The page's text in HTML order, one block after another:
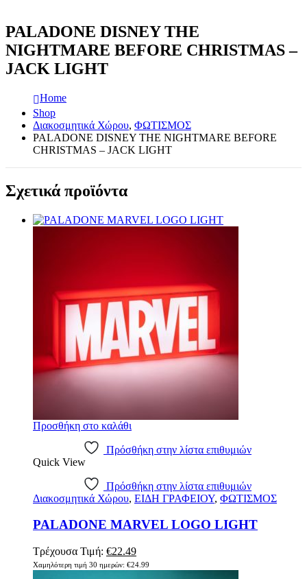
PALADONE DISNEY THE
NIGHTMARE BEFORE CHRISTMAS –
JACK LIGHT
Home
Shop
Διακοσμητικά Χώρου, ΦΩΤΙΣΜΟΣ
PALADONE DISNEY THE NIGHTMARE BEFORE
CHRISTMAS – JACK LIGHT
Σχετικά προϊόντα
Προσθήκη στο καλάθι
Πρόσθήκη στην λίστα επιθυμιών
Quick View
Πρόσθήκη στην λίστα επιθυμιών
Διακοσμητικά Χώρου, ΕΙΔΗ ΓΡΑΦΕΙΟΥ, ΦΩΤΙΣΜΟΣ
PALADONE MARVEL LOGO LIGHT
Τρέχουσα Τιμή: €22.49
Χαμηλότερη τιμή 30 ημερών: €24.99